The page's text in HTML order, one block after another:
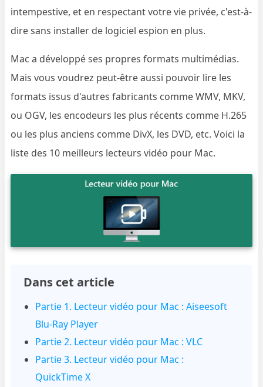
intempestive, et en respectant votre vie privée, c'est-à-
dire sans installer de logiciel espion en plus.
Mac a développé ses propres formats multimédias.
Mais vous voudrez peut-être aussi pouvoir lire les
formats issus d'autres fabricants comme WMV, MKV,
ou OGV, les encodeurs les plus récents comme H.265
ou les plus anciens comme DivX, les DVD, etc. Voici la
liste des 10 meilleurs lecteurs vidéo pour Mac.
Dans cet article
Partie 1. Lecteur vidéo pour Mac : Aiseesoft
Blu-Ray Player
Partie 2. Lecteur vidéo pour Mac : VLC
Partie 3. Lecteur vidéo pour Mac :
QuickTime X